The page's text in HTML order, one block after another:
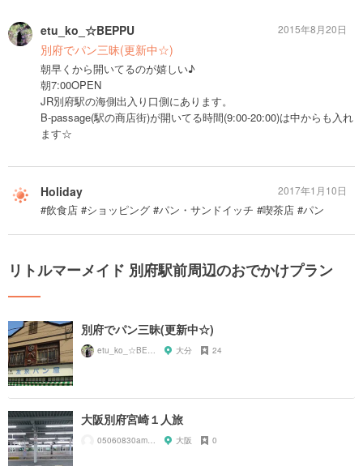
etu_ko_☆BEPPU
別府でパン三昧(更新中☆)
朝早くから開いてるのが嬉しい♪
朝7:00OPEN
JR別府駅の海側出入り口側にあります。
B-passage(駅の商店街)が開いてる時間(9:00-20:00)は中からも入れ
ます☆
2015年8月20日
Holiday
#飲食店 #ショッピング #パン・サンドイッチ #喫茶店 #パン
2017年1月10日
リトルマーメイド 別府駅前周辺のおでかけプラン
別府でパン三昧(更新中☆)
大分 24
大阪別府宮崎１人旅
大阪 0